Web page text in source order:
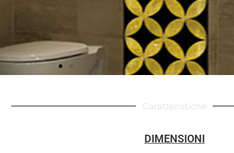
Caratteristiche
DIMENSIONI